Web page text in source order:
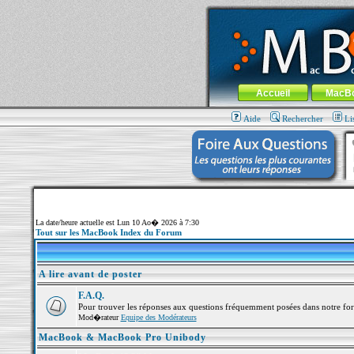
MacBook-fr.com : 100% Apple... 100%
Aller au contenu-Aller au menu
Menu général
Accueil
Aide Rechercher
La date/heure actuelle est Lun 10 Ao� 2026 à 7:30
Tout sur les MacBook Index du Forum
A lire avant de poster
F.A.Q.
Pour trouver les réponses aux questions fréquemment posées dans notre
Mod�rateurEquipe des Modérateurs
MacBook & MacBook Pro Unibody